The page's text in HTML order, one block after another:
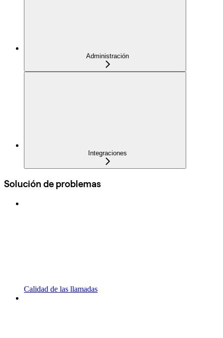
Administración
Integraciones
Solución de problemas
Calidad de las llamadas